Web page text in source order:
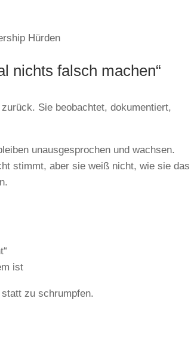
nichts falsch machen“
Sie beobachtet, dokumentiert,
unausgesprochen und wachsen.
stimmt, aber sie weiß nicht, wie sie das
ist
zu schrumpfen.